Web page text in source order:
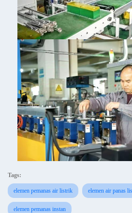
Tags:
elemen pemanas air listrik elemen air panas
elemen pemanas instan